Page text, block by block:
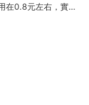
在0.8元左右，實際